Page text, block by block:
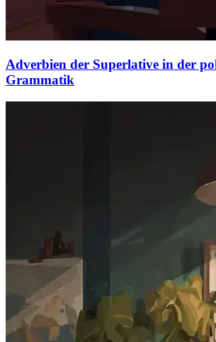
Adverbien der Superlative in der
Grammatik